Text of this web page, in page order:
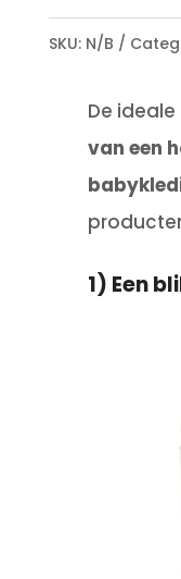
SKU: N/B
De
van een
1) Een